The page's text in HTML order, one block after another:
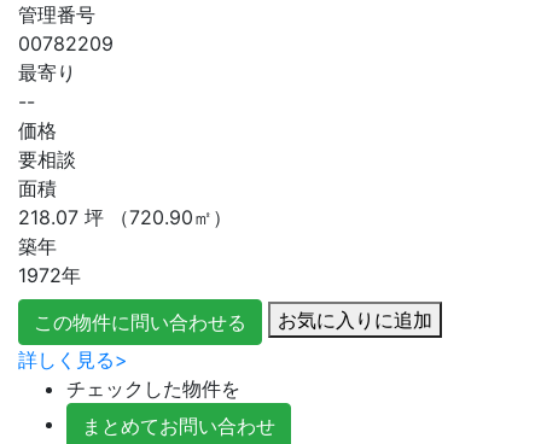
管理番号
00782209
最寄り
--
価格
要相談
面積
218.07 坪 （720.90㎡）
築年
1972年
この物件に問い合わせる
お気に入りに追加
詳しく見る>
チェックした物件を
まとめてお問い合わせ